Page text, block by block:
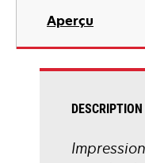
nouvel
onglet
Aperçu